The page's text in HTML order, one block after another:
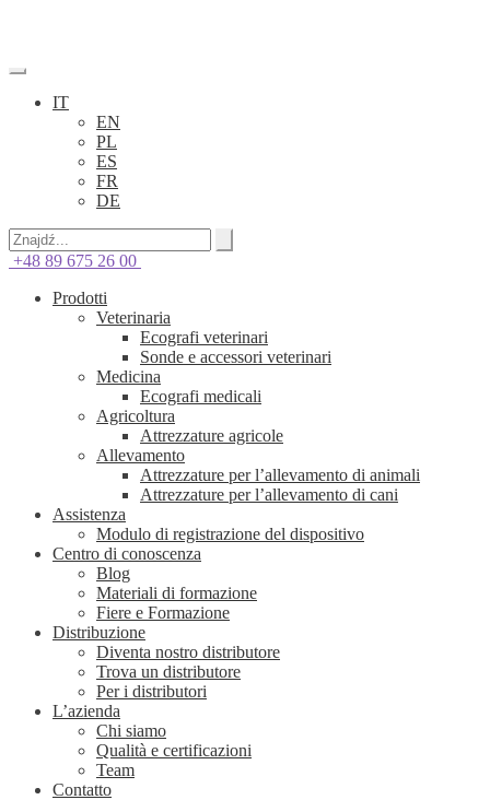
IT
EN
PL
ES
FR
DE
+48 89 675 26 00
Prodotti
Veterinaria
Ecografi veterinari
Sonde e accessori veterinari
Medicina
Ecografi medicali
Agricoltura
Attrezzature agricole
Allevamento
Attrezzature per l’allevamento di animali
Attrezzature per l’allevamento di cani
Assistenza
Modulo di registrazione del dispositivo
Centro di conoscenza
Blog
Materiali di formazione
Fiere e Formazione
Distribuzione
Diventa nostro distributore
Trova un distributore
Per i distributori
L’azienda
Chi siamo
Qualità e certificazioni
Team
Contatto